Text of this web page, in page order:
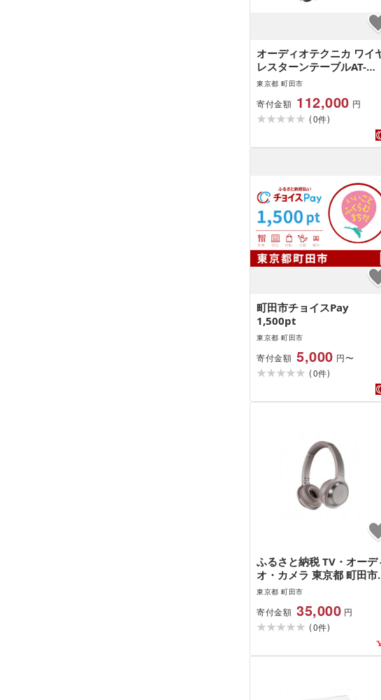
オーディオテクニカ ワイ
レスターンテーブルAT-
LP70XBT
東京都 町田市
寄付金額 112,000 円
(0件)
町田市チョイスPay
1,500pt
東京都 町田市
寄付金額 5,000 円〜
(0件)
ふるさと納税 TV・オーデ
オ・カメラ 東京都 町田市
オーディオテクニカ ワイヤ
WS330BT KH(カーキ)
KH(カーキ)
東京都 町田市
寄付金額 35,000 円
(0件)